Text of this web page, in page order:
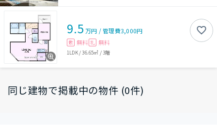
9.5 万円 /管理費3,000円
敷 無料 礼 無料
1LDK/36.65㎡ /3階
同じ建物で掲載中の物件 (0件)